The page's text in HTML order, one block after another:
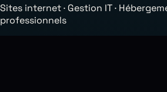
Sites internet · Gestion IT ·
professionnels